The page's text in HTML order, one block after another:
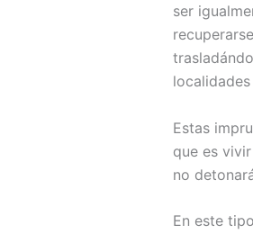
ser
Estas
que es
no
En este